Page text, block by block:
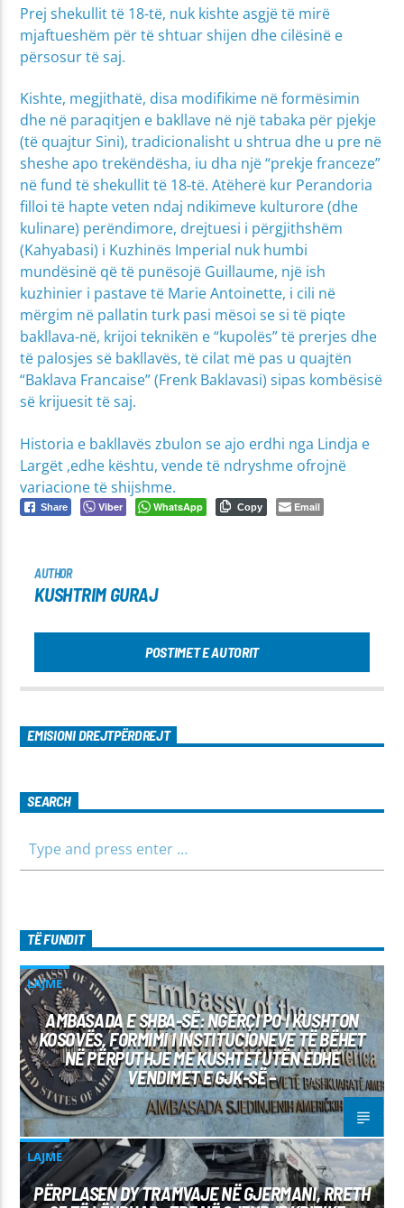
Prej shekullit të 18-të, nuk kishte asgjë të mirë
mjaftueshëm për të shtuar shijen dhe cilësinë e
përsosur të saj.
Kishte, megjithatë, disa modifikime në formësimin
dhe në paraqitjen e bakllave në një tabaka për pjekje
(të quajtur Sini), tradicionalisht u shtrua dhe u pre në
sheshe apo trekëndësha, iu dha një “prekje franceze”
në fund të shekullit të 18-të. Atëherë kur Perandoria
filloi të hapte veten ndaj ndikimeve kulturore (dhe
kulinare) perëndimore, drejtuesi i përgjithshëm
(Kahyabasi) i Kuzhinës Imperial nuk humbi
mundësinë që të punësojë Guillaume, një ish
kuzhinier i pastave të Marie Antoinette, i cili në
mërgim në pallatin turk pasi mësoi se si të piqte
bakllava-në, krijoi teknikën e “kupolës” të prerjes dhe
të palosjes së bakllavës, të cilat më pas u quajtën
“Baklava Francaise” (Frenk Baklavasi) sipas kombësisë
së krijuesit të saj.
Historia e bakllavës zbulon se ajo erdhi nga Lindja e
Largët ,edhe kështu, vende të ndryshme ofrojnë
variacione të shijshme.
Share Viber WhatsApp Copy Email
AUTHOR
KUSHTRIM GURAJ
POSTIMET E AUTORIT
EMISIONI DREJTPËRDREJT
SEARCH
TË FUNDIT
LAJME
AMBASADA E SHBA-SË: NGËRÇI PO I KUSHTON
KOSOVËS, FORMIMI I INSTITUCIONEVE TË BËHET
NË PËRPUTHJE ME KUSHTETUTËN EDHE
VENDIMET E GJK-SË –
LAJME
PËRPLASEN DY TRAMVAJE NË GJERMANI, RRETH